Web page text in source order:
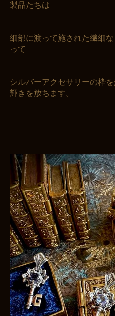
製品たちは
細部に渡って施された繊細
って
シルバーアクセサリーの枠
輝きを放ちます。